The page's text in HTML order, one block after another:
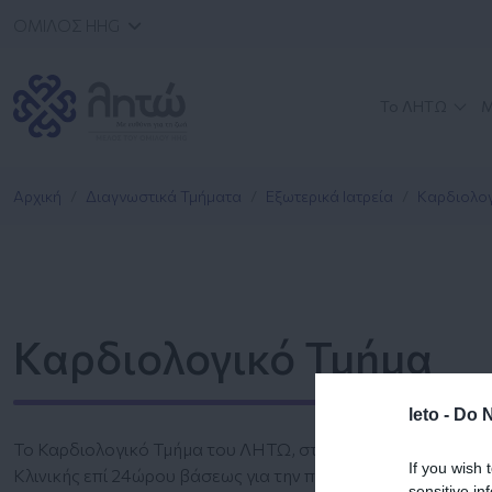
leto - Do
If you wish
Αρχική Διαγνωστικά Τμήματα Εξωτερικά Ιατρεία
Καρδιολογικό Τμήμα
Το Καρδιολογικό Τμήμα του ΛΗΤΩ, στελεχώνεται από
Κλινικής επί 24ώρου βάσεως για την προεγχειρητική,